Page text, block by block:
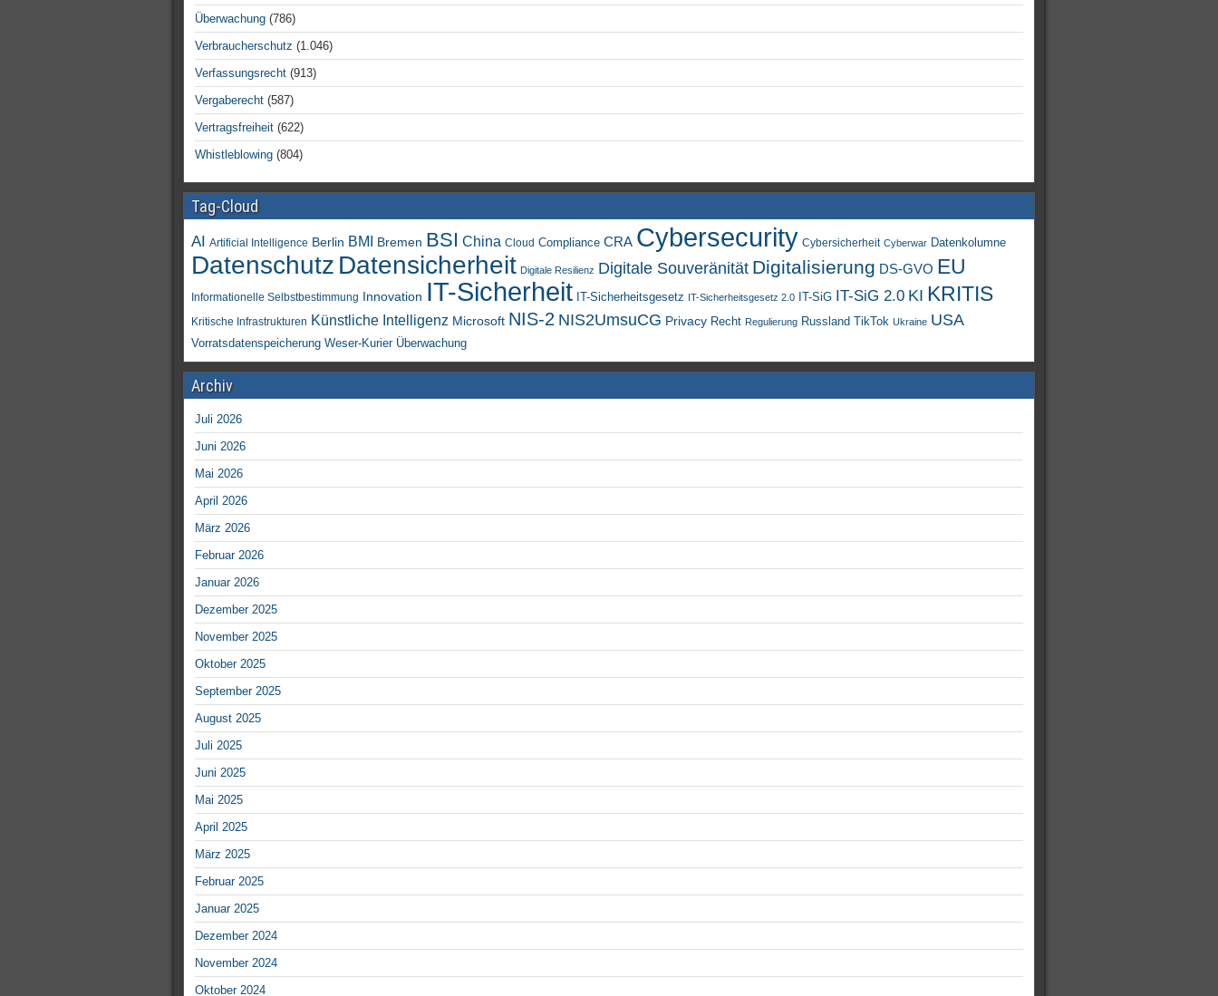
Überwachung (786)
Verbraucherschutz (1.046)
Verfassungsrecht (913)
Vergaberecht (587)
Vertragsfreiheit (622)
Whistleblowing (804)
Tag-Cloud
AI Artificial Intelligence Berlin BMI Bremen BSI China Cloud Compliance CRA Cybersecurity Cybersicherheit Cyberwar Datenkolumne
Datenschutz Datensicherheit Digitale Resilienz Digitale Souveränität Digitalisierung DS-GVO EU
Informationelle Selbstbestimmung Innovation IT-Sicherheit IT-Sicherheitsgesetz IT-Sicherheitsgesetz 2.0 IT-SiG IT-SiG 2.0 KI KRITIS
Kritische Infrastrukturen Künstliche Intelligenz Microsoft NIS-2 NIS2UmsuCG Privacy Recht Regulierung Russland TikTok Ukraine USA
Vorratsdatenspeicherung Weser-Kurier Überwachung
Archiv
Juli 2026
Juni 2026
Mai 2026
April 2026
März 2026
Februar 2026
Januar 2026
Dezember 2025
November 2025
Oktober 2025
September 2025
August 2025
Juli 2025
Juni 2025
Mai 2025
April 2025
März 2025
Februar 2025
Januar 2025
Dezember 2024
November 2024
Oktober 2024